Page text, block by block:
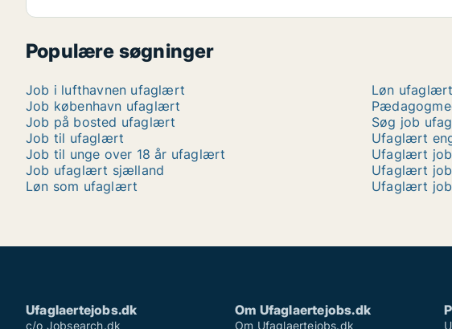
Populære søgninger
Job i lufthavnen ufaglært
Job københavn ufaglært
Job på bosted ufaglært
Job til ufaglært
Job til unge over 18 år ufaglært
Job ufaglært sjælland
Løn som ufaglært
Løn
Søg job
Ufaglært
Ufaglært
Ufaglært
Ufaglært
Ufaglaertejobs.dk
c/o Jobsearch.dk
Om Ufaglaertejobs.dk
Om Ufaglaertejobs.dk